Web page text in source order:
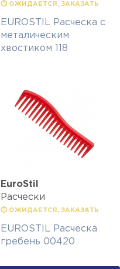
⏱ ОЖИДАЕТСЯ, ЗАКАЗАТЬ
EUROSTIL Расческа с
металическим
хвостиком 118
EuroStil
Расчески
⏱ ОЖИДАЕТСЯ, ЗАКАЗАТЬ
EUROSTIL Расческа
гребень 00420